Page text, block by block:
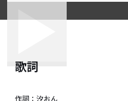
歌詞
作詞： 汐おん